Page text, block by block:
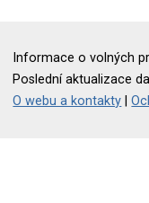
Informace o volných
Poslední aktualizace
O webu a kontakty |